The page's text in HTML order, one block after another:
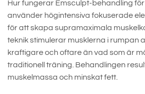
Hur fungerar Emsculpt-behandling
använder högintensiva fokuserade
för att skapa supramaximala
teknik stimulerar musklerna i rumpan
kraftigare och oftare än vad som är
traditionell träning. Behandlingen
muskelmassa och minskat fett.